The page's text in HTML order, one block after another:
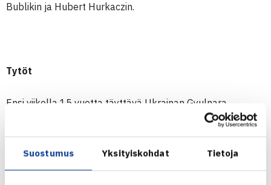
Suostumus Yksityiskohdat Tietoja
Bublikin ja Hubert Hurkaczin.
Tytöt
Ensi viikolla 15 vuotta täyttävä Ukrainan Gyulnara
Nazarova (ITF 764) ja kolmossijoitettu TaTS:nTanja
Tuomi(ITF 319) kävivät tiukan kolmieräisen taiston
välieräpaikasta kaksinpelissä. Kolmas erä ratkesi vasta
tie-breakissa, jonk Nazarova voitti 8-6. ÅLK Openin tyttöjen